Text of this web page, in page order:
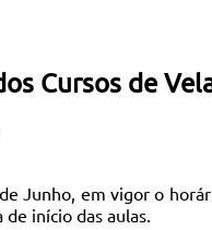
Cursos de
Junho, em vigor o
início das aulas.